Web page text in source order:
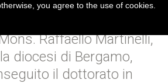
Raffaello Martinelli,
diocesi di Bergamo,
il dottorato in
you agree to the use of cookies.